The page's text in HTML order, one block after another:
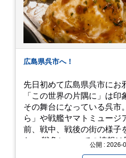
広島県呉市へ！
先日初めて広島県呉市にお
「この世界の片隅に」は印
その舞台になっている呉市。 潜水艦「てつのく
ら」や戦艦ヤマトミュージ
前、戦中、戦後の街の様子
た。 戦争についての情報は胸の痛む内容もありま
公開 : 2026-